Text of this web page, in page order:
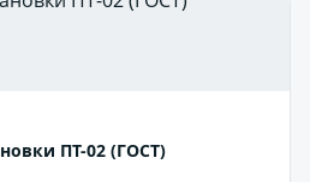
ПТ-02 (ГОСТ)